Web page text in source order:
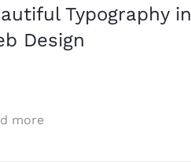
Typo­­­­graphy in
Design
more